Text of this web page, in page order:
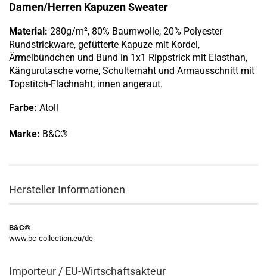
Damen/Herren Kapuzen Sweater
Material: 280g/m², 80% Baumwolle, 20% Polyester
Rundstrickware, gefütterte Kapuze mit Kordel,
Ärmelbündchen und Bund in 1x1 Rippstrick mit Elasthan,
Kängurutasche vorne, Schulternaht und Armausschnitt mit
Topstitch-Flachnaht, innen angeraut.
Farbe: Atoll
Marke: B&C®
Hersteller Informationen
B&C®
www.bc-collection.eu/de
Importeur / EU-Wirtschaftsakteur